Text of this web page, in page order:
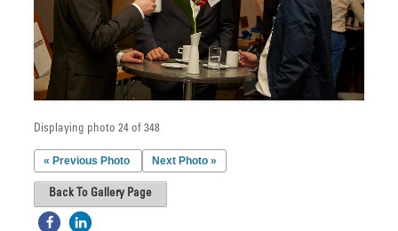
Displaying photo 24 of 348
« Previous Photo Next Photo »
Back To Gallery Page